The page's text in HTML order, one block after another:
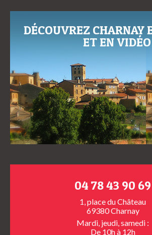
DÉCOUVREZ CHARNAY
ET EN VIDÉO
04 78 43 90 69
1, place du Château
69380 Charnay
Mardi, jeudi, samedi :
De 10h à 12h